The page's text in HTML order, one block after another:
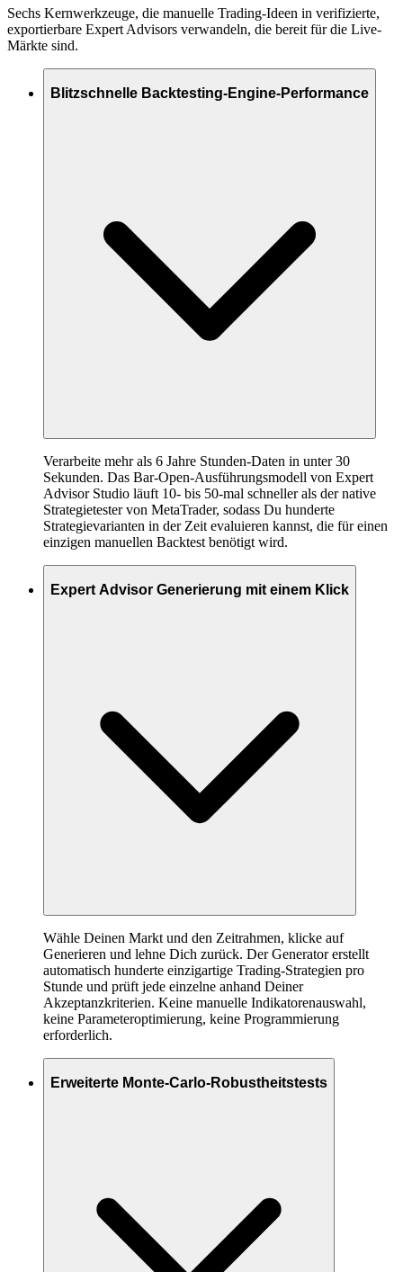
Sechs Kernwerkzeuge, die manuelle Trading-Ideen in verifizierte,
exportierbare Expert Advisors verwandeln, die bereit für die Live-
Märkte sind.
Blitzschnelle Backtesting-Engine-Performance
Verarbeite mehr als 6 Jahre Stunden-Daten in unter 30
Sekunden. Das Bar-Open-Ausführungsmodell von Expert
Advisor Studio läuft 10- bis 50-mal schneller als der native
Strategietester von MetaTrader, sodass Du hunderte
Strategievarianten in der Zeit evaluieren kannst, die für einen
einzigen manuellen Backtest benötigt wird.
Expert Advisor Generierung mit einem Klick
Wähle Deinen Markt und den Zeitrahmen, klicke auf
Generieren und lehne Dich zurück. Der Generator erstellt
automatisch hunderte einzigartige Trading-Strategien pro
Stunde und prüft jede einzelne anhand Deiner
Akzeptanzkriterien. Keine manuelle Indikatorenauswahl,
keine Parameteroptimierung, keine Programmierung
erforderlich.
Erweiterte Monte-Carlo-Robustheitstests